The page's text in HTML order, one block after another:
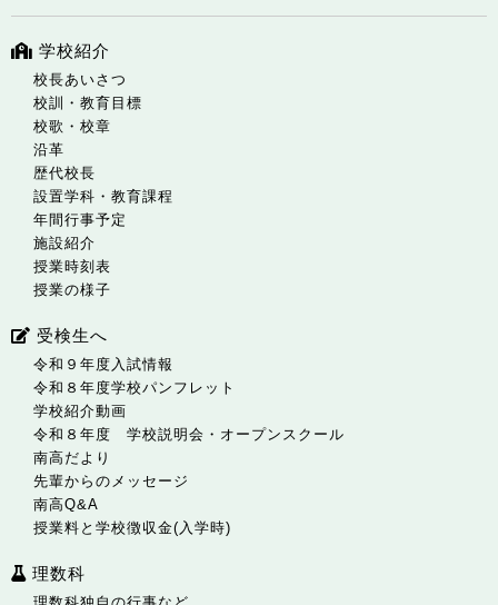
学校紹介
校長あいさつ
校訓・教育目標
校歌・校章
沿革
歴代校長
設置学科・教育課程
年間行事予定
施設紹介
授業時刻表
授業の様子
受検生へ
令和９年度入試情報
令和８年度学校パンフレット
学校紹介動画
令和８年度 学校説明会・オープンスクール
南高だより
先輩からのメッセージ
南高Q&A
授業料と学校徴収金(入学時)
理数科